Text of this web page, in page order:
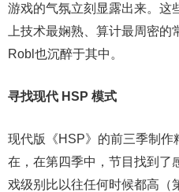
游戏的气氛立刻显露出来。这
上技术最娴熟、算计最周密
Robl也沉醉于其中。
寻找现代 HSP 模式
现代版《HSP》的前三季制作
在，在第四季中，节目找到了
戏级别比以往任何时候都高（